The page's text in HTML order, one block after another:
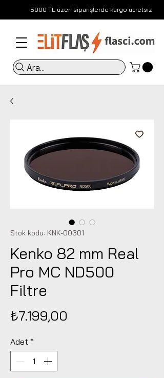
5000 TL üzeri siparişlerde kargo ücretsiz
Ara...
Stok kodu: KNK-00301
Kenko 82 mm Real
Pro MC ND500
Filtre
₺7.199,00
Adet *